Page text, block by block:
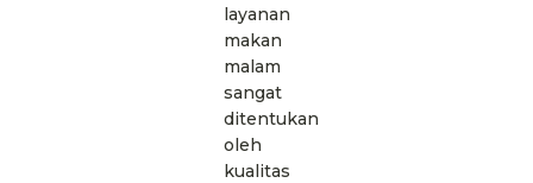
layanan
makan
malam
sangat
ditentukan
oleh
kualitas